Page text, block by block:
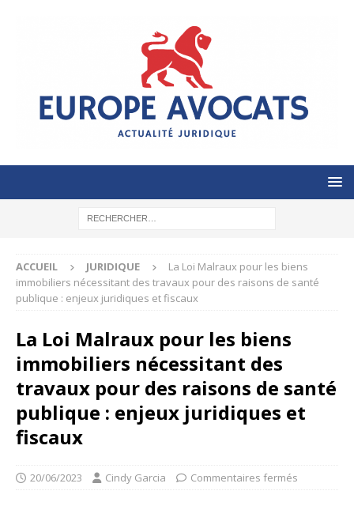
ACCUEIL JURIDIQUE
La Loi Malraux pour les biens
immobiliers nécessitant des travaux pour des raisons de santé
publique : enjeux juridiques et fiscaux
La Loi Malraux pour les biens
immobiliers nécessitant des
travaux pour des raisons de santé
publique : enjeux juridiques et
fiscaux
20/06/2023 Cindy Garcia Commentaires fermés